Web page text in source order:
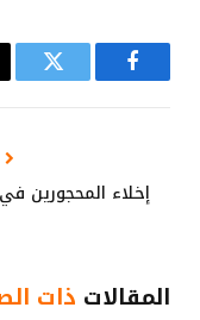
فيسبوك تويتر
إخلاء المحجورين
المقالات ذات